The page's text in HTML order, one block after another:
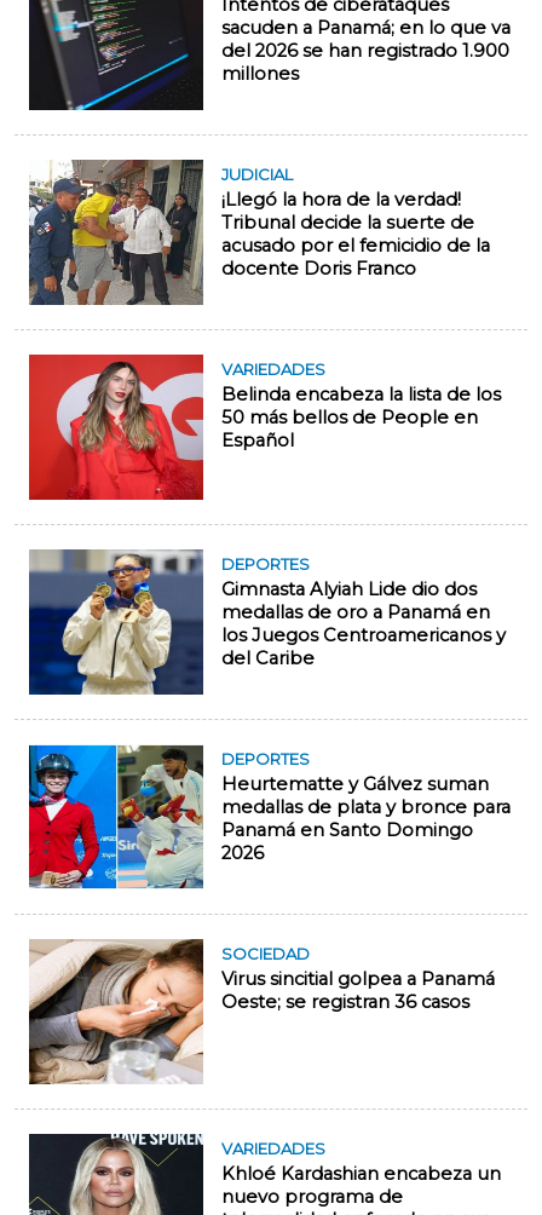
Intentos de ciberataques
sacuden a Panamá; en lo que va
del 2026 se han registrado 1.900
millones
JUDICIAL
¡Llegó la hora de la verdad!
Tribunal decide la suerte de
acusado por el femicidio de la
docente Doris Franco
VARIEDADES
Belinda encabeza la lista de los
50 más bellos de People en
Español
DEPORTES
Gimnasta Alyiah Lide dio dos
medallas de oro a Panamá en
los Juegos Centroamericanos y
del Caribe
DEPORTES
Heurtematte y Gálvez suman
medallas de plata y bronce para
Panamá en Santo Domingo
2026
SOCIEDAD
Virus sincitial golpea a Panamá
Oeste; se registran 36 casos
VARIEDADES
Khloé Kardashian encabeza un
nuevo programa de